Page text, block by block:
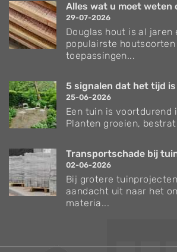
Alles wat u moet weten
29-07-2026
Douglas hout is al jaren
populairste
toepassingen...
5 signalen dat het tijd is
25-06-2026
Een tuin is voortdurend
Planten groeien,
Transportschade bij
02-06-2026
Bij grotere
aandacht uit naar het
materia...